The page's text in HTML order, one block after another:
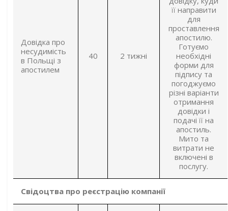
Довідка про
несудимість
в Польщі з
апостилем
40 2 тижні
її направити
для
проставлення
апостилю.
Готуємо
необхідні
форми для
підпису та
погоджуємо
різні варіанти
отримання
довідки і
подачі її на
апостиль.
Мито та
витрати не
включені в
послугу.
Свідоцтва про реєстрацію компанії